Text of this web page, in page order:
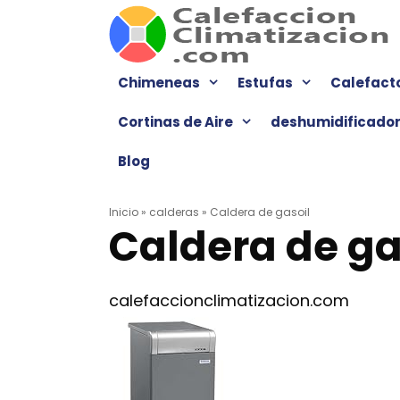
Chimeneas Estufas
Cortinas de Aire
Blog
Inicio » calderas » Caldera de gasoil
Caldera de
calefaccionclimatizacion.com